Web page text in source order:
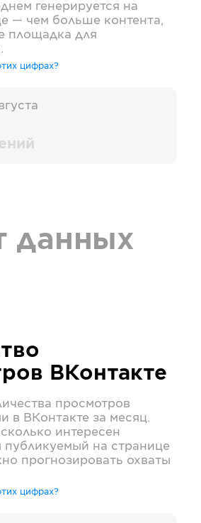
генерируется на
— чем больше контента,
площадка для
цифрах?
данных
ВКонтакте
просмотров
в ВКонтакте за месяц.
интересен
публикуемый на странице
прогнозировать охваты
цифрах?